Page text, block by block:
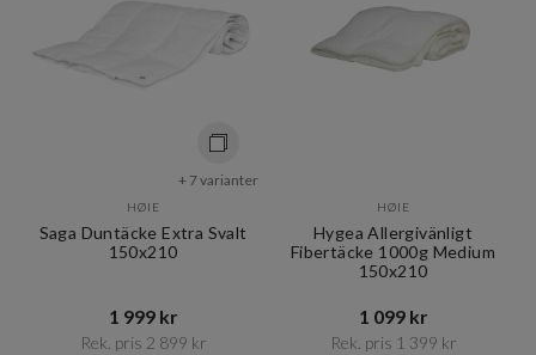
+ 7 varianter
HØIE
Saga Duntäcke Extra Svalt
150x210
1 999 kr​​
Rek. pris 2 899 kr​​
HØIE
Hygea Allergivänligt
Fibertäcke 1000g Medium
150x210
1 099 kr​​
Rek. pris 1 399 kr​​